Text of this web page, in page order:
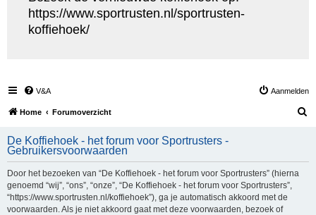
https://www.sportrusten.nl/sportrusten-
koffiehoek/
V&A Aanmelden
Home Forumoverzicht
k
De Koffiehoek - het forum voor Sportrusters -
Gebruikersvoorwaarden
Door het bezoeken van “De Koffiehoek - het forum voor Sportrusters” (hierna
genoemd “wij”, “ons”, “onze”, “De Koffiehoek - het forum voor Sportrusters”,
“https://www.sportrusten.nl/koffiehoek”), ga je automatisch akkoord met de
voorwaarden. Als je niet akkoord gaat met deze voorwaarden, bezoek of